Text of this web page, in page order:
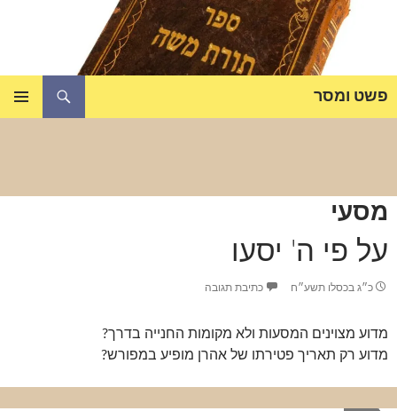
פשט ומסר
מסעי
על פי ה' יסעו
כ״ג בכסלו תשע״ח כתיבת תגובה
מדוע מצוינים המסעות ולא מקומות החנייה בדרך?
מדוע רק תאריך פטירתו של אהרן מופיע במפורש?